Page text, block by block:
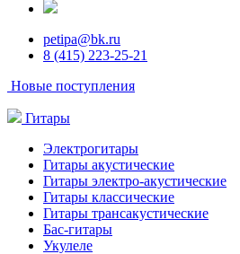
petipa@bk.ru
8 (415) 223-25-21
Новые поступления
Гитары
Электрогитары
Гитары акустические
Гитары электро-акустические
Гитары классические
Гитары трансакустические
Бас-гитары
Укулеле